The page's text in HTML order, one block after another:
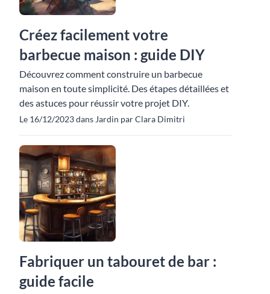
Créez facilement votre
barbecue maison : guide DIY
Découvrez comment construire un barbecue
maison en toute simplicité. Des étapes détaillées et
des astuces pour réussir votre projet DIY.
Le 16/12/2023 dans Jardin par Clara Dimitri
Fabriquer un tabouret de bar :
guide facile